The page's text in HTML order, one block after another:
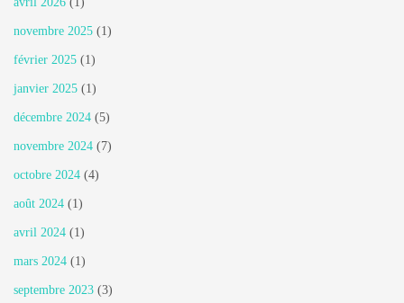
novembre 2025 (1)
février 2025 (1)
janvier 2025 (1)
décembre 2024 (5)
novembre 2024 (7)
octobre 2024 (4)
août 2024 (1)
avril 2024 (1)
mars 2024 (1)
septembre 2023 (3)